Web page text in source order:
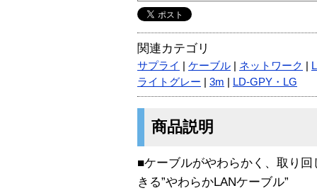
関連カテゴリ
サプライ ケーブル ネットワーク
ライトグレー
3m LD-GPY・LG
商品説明
■ケーブルがやわらかく、取り
きる”やわらかLANケーブル”